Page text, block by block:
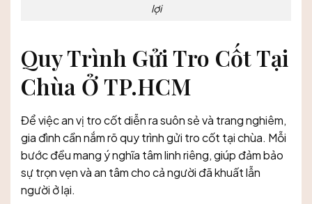
lợi
Quy Trình Gửi Tro Cốt Tại
Chùa Ở TP.HCM
Để việc an vị tro cốt diễn ra suôn sẻ và trang nghiêm,
gia đình cần nắm rõ quy trình gửi tro cốt tại chùa. Mỗi
bước đều mang ý nghĩa tâm linh riêng, giúp đảm bảo
sự trọn vẹn và an tâm cho cả người đã khuất lẫn
người ở lại.